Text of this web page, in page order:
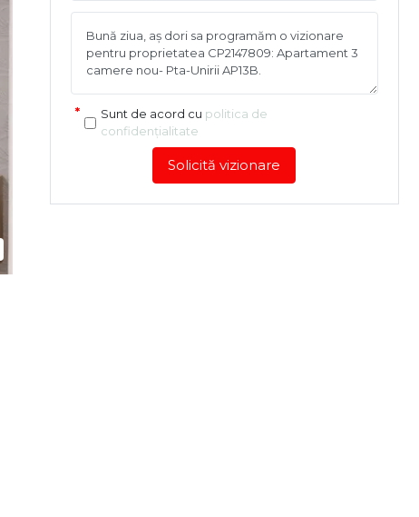
Sunt de acord cu politica de
confidențialitate
Solicită vizionare